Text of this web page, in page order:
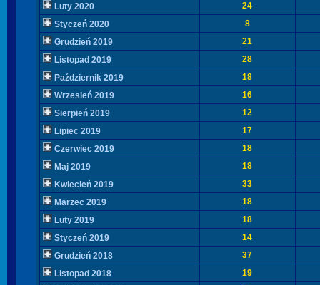
Luty 2020
24
Styczeń 2020
8
Grudzień 2019
21
Listopad 2019
28
Październik 2019
18
Wrzesień 2019
16
Sierpień 2019
12
Lipiec 2019
17
Czerwiec 2019
18
Maj 2019
18
Kwiecień 2019
33
Marzec 2019
18
Luty 2019
18
Styczeń 2019
14
Grudzień 2018
37
Listopad 2018
19